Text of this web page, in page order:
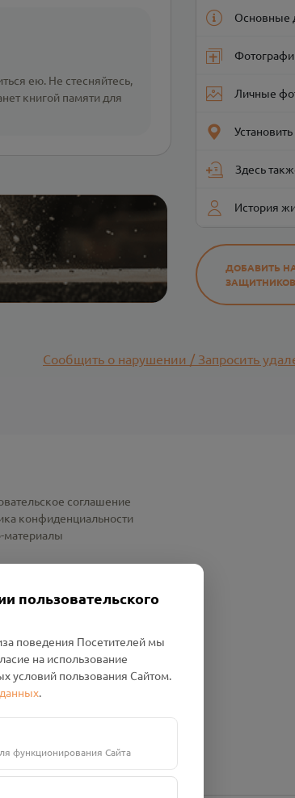
ею. Не стесняйтесь,
книгой памяти для
Основные
Личные
Здесь
История
ДОБАВИТЬ
ЗАЩИТНИКОВ
Сообщить о нарушении / Запросить
соглашение
конфиденциальности
пом. 18
пользовательского
поведения Посетителей мы
на использование
условий пользования Сайтом.
.
функционирования Сайта